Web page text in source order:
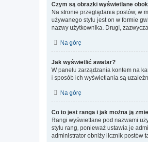
Czym są obrazki wyświetlane
Na stronie przeglądania postów, w
używanego stylu jest on w formie
nazwy użytkownika. Drugi,
Na górę
Jak wyświetlić awatar?
W panelu zarządzania kontem na
i sposób ich wyświetlania są
Na górę
Co to jest ranga i jak można ją
Rangi wyświetlane pod nazwami
stylu rang, ponieważ ustawia je
administrator obniży licznik postów